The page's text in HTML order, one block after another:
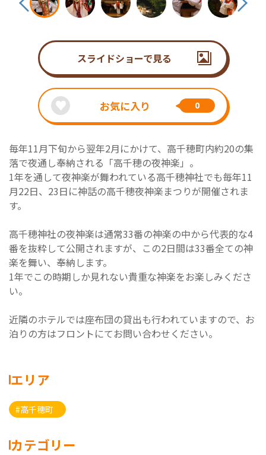
スライドショーで見る
お気に入り 0
毎年11月下旬から翌年2月にかけて、高千穂町内約20の集
落で夜通し奉納される「高千穂の夜神楽」。
1年を通して夜神楽が舞われている高千穂神社でも毎年11
月22日、23日に神話の高千穂夜神楽まつりが開催されま
す。
高千穂神社の夜神楽は通常33番の神楽の中から代表的な4
番を抜粋して公開されますが、この2日間は33番全ての神
楽を舞い、奉納します。
1年でこの時期しか見れない貴重な神楽をお楽しみくださ
い。
近隣のホテルでは座布団の貸出も行われていますので、お
泊りの方はフロントにてお問い合わせください。
エリア
#高千穂町
カテゴリー